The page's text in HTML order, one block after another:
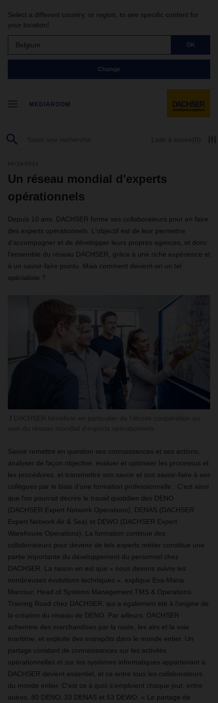
Select a different country, or region, to see specific content for
your location!
Belgium OK
Change
MEDIAROOM
Liste à suivre(0)
08/24/2022
Un réseau mondial d'experts
opérationnels
Depuis 10 ans, DACHSER forme ses collaborateurs pour en faire
des experts opérationnels. L'objectif est de leur permettre
d’accompagner et de développer leurs propres agences, et donc
l'ensemble du réseau DACHSER, grâce à une riche expérience et
à un savoir-faire pointu. Mais comment devient-on un tel
spécialiste ?
Savoir remettre en question ses connaissances et ses actions,
analyser de façon objective, évaluer et optimiser les processus et
les procédures, et transmettre son savoir et son savoir-faire à ses
collègues par le biais d'une formation professionnelle : C'est ainsi
que l'on pourrait décrire le travail quotidien des DENO
(DACHSER Expert Network Operations), DENAS (DACHSER
Expert Network Air & Sea) et DEWO (DACHSER Expert
Warehouse Operations). La formation continue des
collaborateurs pour devenir de tels experts métier constitue une
partie importante du développement du personnel chez
DACHSER. La raison en est que « nous devons suivre les
nombreuses évolutions techniques », explique Eva-Maria
Marcour, Head of Systems Management TMS & Operations
Training Road chez DACHSER, qui a également été à l'origine de
la création du réseau de DENO. Par ailleurs, DACHSER
achemine des marchandises par la route, les airs et la voie
maritime, et exploite des entrepôts dans le monde entier. Un
partage constant de connaissances sur les activités
opérationnelles et sur les systèmes informatiques appartenant à
DACHSER devient essentiel, et ce entre tous les collaborateurs
du monde entier. C'est ce à quoi s'emploient chaque jour, entre
autres, 80 DENO, 33 DENAS et 53 DEWO. « Le partage de